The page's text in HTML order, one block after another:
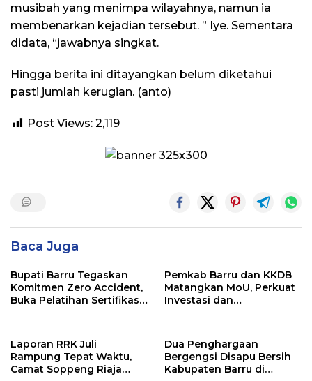
musibah yang menimpa wilayahnya, namun ia
membenarkan kejadian tersebut. ” Iye. Sementara
didata, “jawabnya singkat.
Hingga berita ini ditayangkan belum diketahui
pasti jumlah kerugian. (anto)
Post Views: 2,119
Baca Juga
Bupati Barru Tegaskan
Komitmen Zero Accident,
Buka Pelatihan Sertifikasi
Pemkab Barru dan KKDB
Matangkan MoU, Perkuat
Investasi dan
Laporan RRK Juli
Rampung Tepat Waktu,
Camat Soppeng Riaja
Dua Penghargaan
Bergengsi Disapu Bersih
Kabupaten Barru di